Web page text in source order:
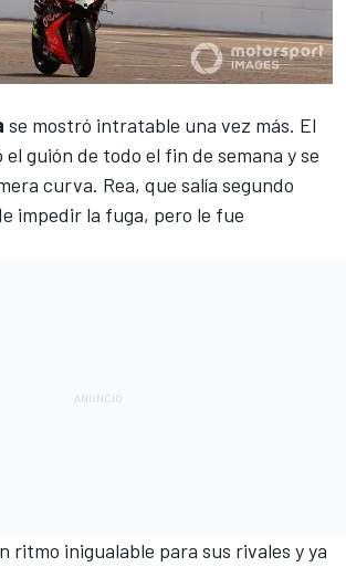
se mostró intratable una vez más. El
el guión de todo el fin de semana y se
curva. Rea, que salía segundo
impedir la fuga, pero le fue
ritmo inigualable para sus rivales y ya